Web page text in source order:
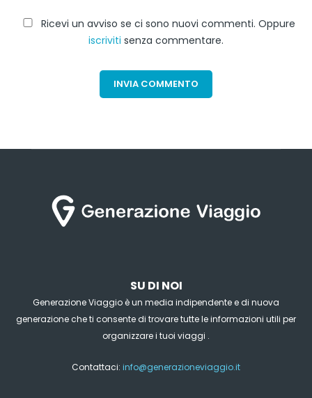
Ricevi un avviso se ci sono nuovi commenti. Oppure
iscriviti senza commentare.
SU DI NOI
Generazione Viaggio è un media indipendente e di nuova
generazione che ti consente di trovare tutte le informazioni utili per
organizzare i tuoi viaggi .
Contattaci: info@generazioneviaggio.it